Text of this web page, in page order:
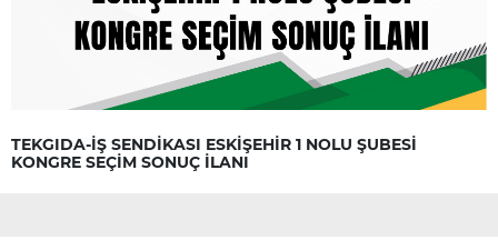
TEKGIDA-İŞ SENDİKASI ESKİŞEHİR 1 NOLU ŞUBESİ
KONGRE SEÇİM SONUÇ İLANI